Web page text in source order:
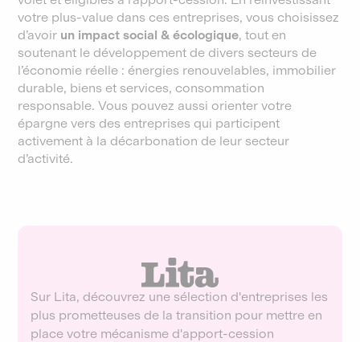
votre plus-value dans ces entreprises, vous choisissez
d’avoir un impact social & écologique, tout en
soutenant le développement de divers secteurs de
l’économie réelle : énergies renouvelables, immobilier
durable, biens et services, consommation
responsable. Vous pouvez aussi orienter votre
épargne vers des entreprises qui participent
activement à la décarbonation de leur secteur
d’activité.
Sur Lita, découvrez une sélection d'entreprises les
plus prometteuses de la transition pour mettre en
place votre mécanisme d'apport-cession